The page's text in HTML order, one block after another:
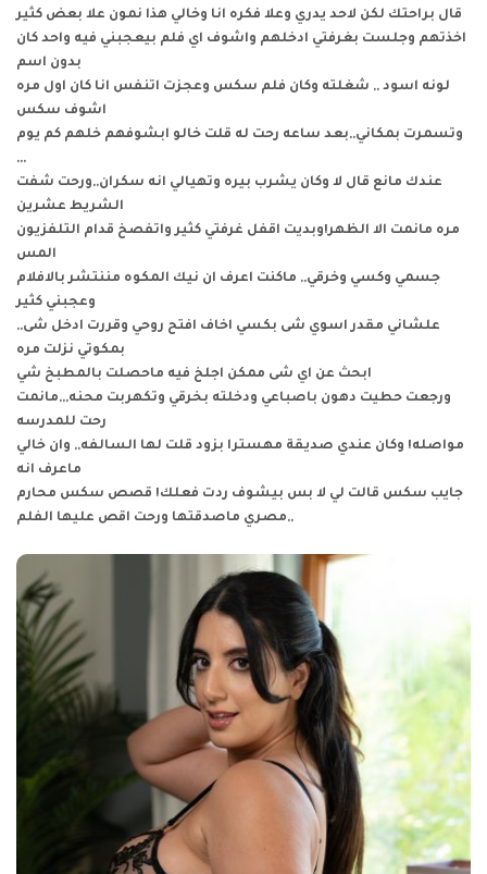
قال براحتك لكن لاحد يدري وعلا فكره انا وخالي هذا نمون علا بعض كثير
اخذتهم وجلست بغرفتي ادخلهم واشوف اي فلم بيعجبني فيه واحد كان
بدون اسم
لونه اسود ,, شغلته وكان فلم سكس وعجزت اتنفس انا كان اول مره
اشوف سكس
وتسمرت بمكاني,,بعد ساعه رحت له قلت خالو ابشوفهم خلهم كم يوم
,,,
عندك مانع قال لا وكان يشرب بيره وتهيالي انه سكران,,ورحت شفت
الشريط عشرين
مره مانمت الا الظهر!وبديت اقفل غرفتي كثير واتفصخ قدام التلفزيون
المس
جسمي وكسي وخرقي,, ماكنت اعرف ان نيك المكوه مننتشر بالافلام
وعجبني كثير
,,علشاني مقدر اسوي شى بكسي اخاف افتح روحي وقررت ادخل شى
بمكوتي نزلت مره
ابحث عن اي شى ممكن اجلخ فيه ماحصلت بالمطبخ شي
ورجعت حطيت دهون باصباعي ودخلته بخرقي وتكهربت محنه,,,مانمت
رحت للمدرسه
مواصله! وكان عندي صديقة مهسترا بزود قلت لها السالفه,, وان خالي
ماعرف انه
جايب سكس قالت لي لا بس بيشوف ردت فعلك! قصص سكس محارم
مصريماصدقتها ورحت اقص عليها الفلم,,